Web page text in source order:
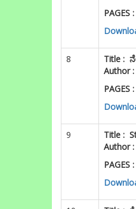
PAGES
8 Title :
Author
PAGES
9 Title :
Author :
PAGES